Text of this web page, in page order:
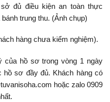
đủ điều kiện an toàn thực
trung thu. (Ảnh chụp)
hàng chưa kiểm nghiệm).
của hồ sơ trong vòng 1 ngày
sơ đầy đủ. Khách hàng có
hoặc zalo 0909